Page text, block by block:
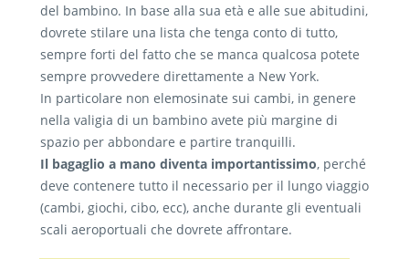
del bambino. In base alla sua età e alle sue abitudini,
dovrete stilare una lista che tenga conto di tutto,
sempre forti del fatto che se manca qualcosa potete
sempre provvedere direttamente a New York.
In particolare non elemosinate sui cambi, in genere
nella valigia di un bambino avete più margine di
spazio per abbondare e partire tranquilli.
Il bagaglio a mano diventa importantissimo, perché
deve contenere tutto il necessario per il lungo viaggio
(cambi, giochi, cibo, ecc), anche durante gli eventuali
scali aeroportuali che dovrete affrontare.